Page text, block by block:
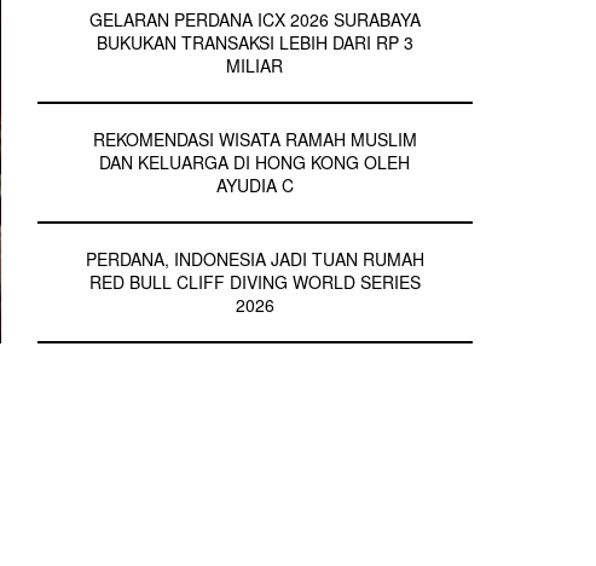
GELARAN PERDANA ICX 2026 SURABAYA
BUKUKAN TRANSAKSI LEBIH DARI RP 3
MILIAR
REKOMENDASI WISATA RAMAH MUSLIM
DAN KELUARGA DI HONG KONG OLEH
AYUDIA C
PERDANA, INDONESIA JADI TUAN RUMAH
RED BULL CLIFF DIVING WORLD SERIES
2026